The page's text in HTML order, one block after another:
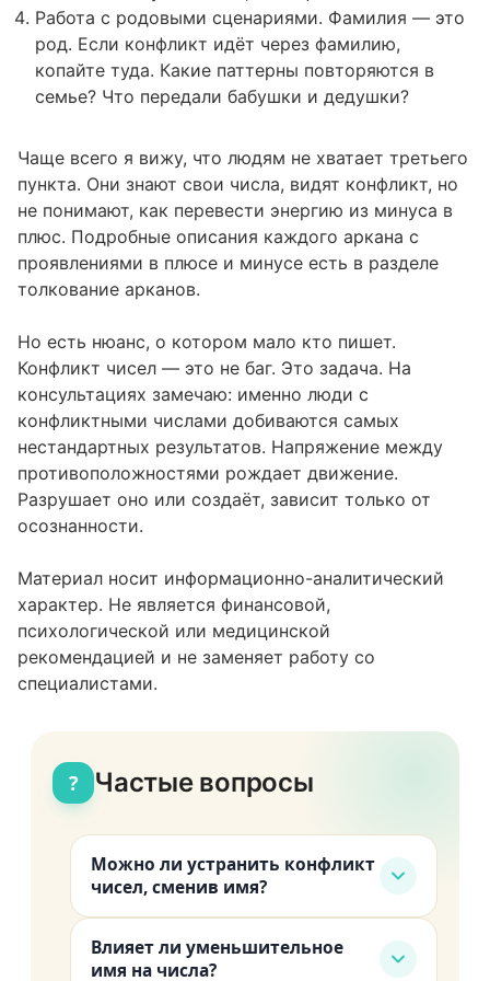
Работа с родовыми сценариями. Фамилия — это
род. Если конфликт идёт через фамилию,
копайте туда. Какие паттерны повторяются в
семье? Что передали бабушки и дедушки?
Чаще всего я вижу, что людям не хватает третьего
пункта. Они знают свои числа, видят конфликт, но
не понимают, как перевести энергию из минуса в
плюс. Подробные описания каждого аркана с
проявлениями в плюсе и минусе есть в разделе
толкование арканов.
Но есть нюанс, о котором мало кто пишет.
Конфликт чисел — это не баг. Это задача. На
консультациях замечаю: именно люди с
конфликтными числами добиваются самых
нестандартных результатов. Напряжение между
противоположностями рождает движение.
Разрушает оно или создаёт, зависит только от
осознанности.
Материал носит информационно-аналитический
характер. Не является финансовой,
психологической или медицинской
рекомендацией и не заменяет работу со
специалистами.
? Частые вопросы
Можно ли устранить конфликт
чисел, сменив имя?
трёх. Фамилия и отчество остаются.
Влияет ли уменьшительное
имя на числа?